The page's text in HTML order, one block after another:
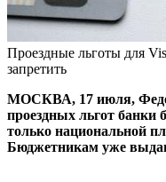
Проездные льготы для
запретить
МОСКВА, 17 июля,
проездных льгот банки
только национальной
Бюджетникам уже